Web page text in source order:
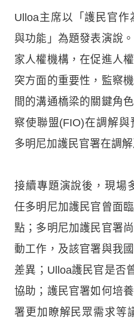
Ulloa主席以「護民官
與功能」為題發表演說
家人權機構，在促進人
突方面的重要性，監察
間的溝通橋梁的關鍵角
察使聯盟(FIO)在調解
多明尼加護民官署在調
接續專題演說後，現場
任多明尼加護民官曾面
點；多明尼加護民官署
動工作，及該官署與我
差異；Ulloa護民官是否
協助；護民官署如何培
署更加瞭解民眾需求等